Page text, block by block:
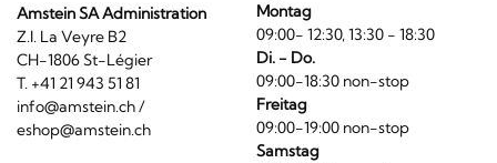
Amstein SA Administration
Z.I. La Veyre B2
CH-1806 St-Légier
T. +41 21 943 51 81
info@amstein.ch/
eshop@amstein.ch
Montag
09:00- 12:30, 13:30 - 18:30
Di. - Do.
09:00-18:30 non-stop
Freitag
09:00-19:00 non-stop
Samstag